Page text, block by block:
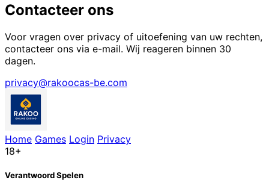
Contacteer ons
Voor vragen over privacy of uitoefening van uw rechten,
contacteer ons via e-mail. Wij reageren binnen 30
dagen.
privacy@rakoocas-be.com
Home Games Login Privacy
18+
Verantwoord Spelen